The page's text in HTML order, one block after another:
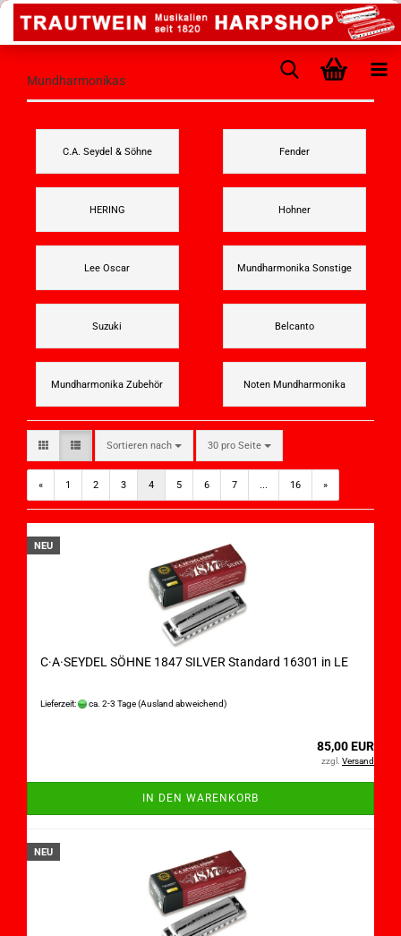
Mundharmonikas
C.A. Seydel & Söhne Fender
HERING Hohner
Lee Oscar Mundharmonika Sonstige
Suzuki Belcanto
Mundharmonika Zubehör Noten Mundharmonika
Sortieren nach 30 pro Seite
« 1 2 3 4 5 6 7 ... 16 »
NEU
C·A·SEYDEL SÖHNE 1847 SILVER Standard 16301 in LE
Lieferzeit: ca. 2-3 Tage(Ausland abweichend)
85,00 EUR
zzgl. Versand
IN DEN WARENKORB
NEU